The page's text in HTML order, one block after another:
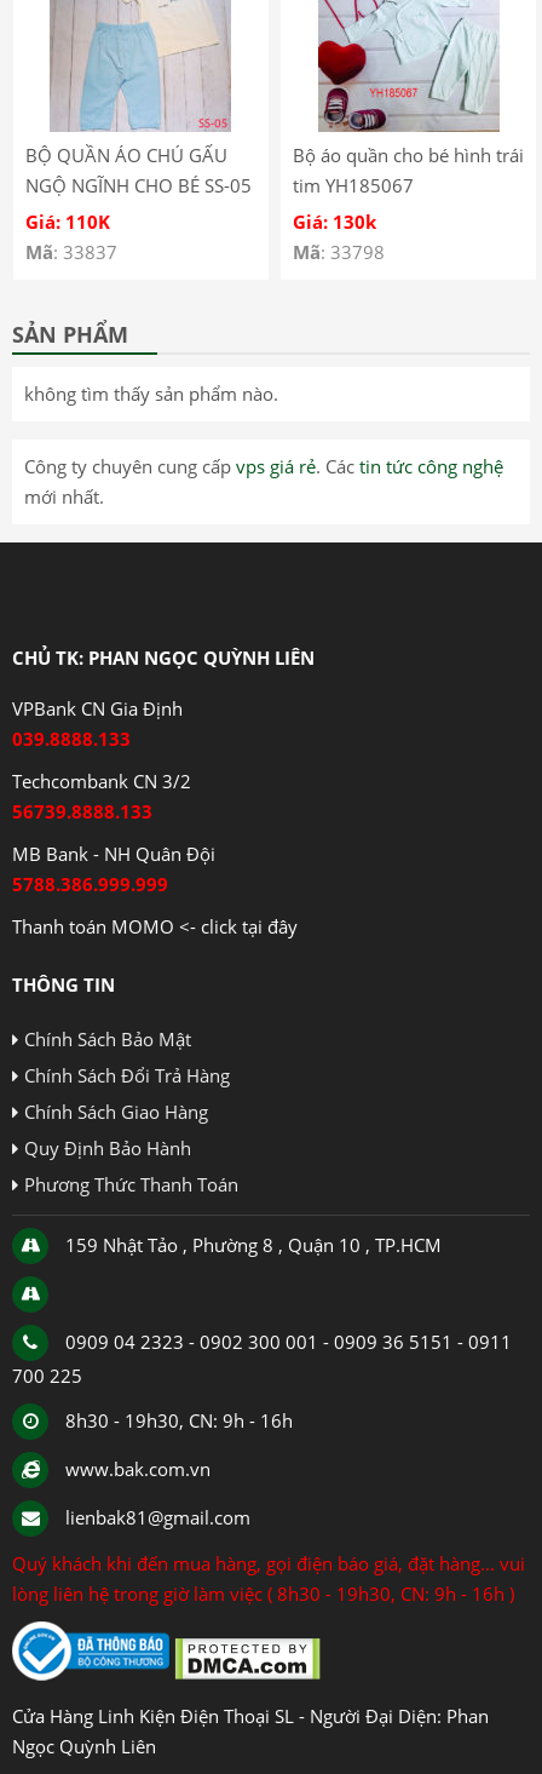
BỘ QUẦN ÁO CHÚ GẤU
NGỘ NGĨNH CHO BÉ SS-05
Giá: 110K
Mã: 33837
Bộ áo quần cho bé hình trái
tim YH185067
Giá: 130k
Mã: 33798
SẢN PHẨM
không tìm thấy sản phẩm nào.
Công ty chuyên cung cấp vps giá rẻ. Các tin tức công nghệ
mới nhất.
CHỦ TK: PHAN NGỌC QUỲNH LIÊN
VPBank CN Gia Định
039.8888.133
Techcombank CN 3/2
56739.8888.133
MB Bank - NH Quân Đội
5788.386.999.999
Thanh toán MOMO <- click tại đây
THÔNG TIN
Chính Sách Bảo Mật
Chính Sách Đổi Trả Hàng
Chính Sách Giao Hàng
Quy Định Bảo Hành
Phương Thức Thanh Toán
159 Nhật Tảo , Phường 8 , Quận 10 , TP.HCM
0909 04 2323 - 0902 300 001 - 0909 36 5151 - 0911
700 225
8h30 - 19h30, CN: 9h - 16h
www.bak.com.vn
lienbak81@gmail.com
Quý khách khi đến mua hàng, gọi điện báo giá, đặt hàng... vui
lòng liên hệ trong giờ làm việc ( 8h30 - 19h30, CN: 9h - 16h )
Cửa Hàng Linh Kiện Điện Thoại SL - Người Đại Diện: Phan
Ngọc Quỳnh Liên